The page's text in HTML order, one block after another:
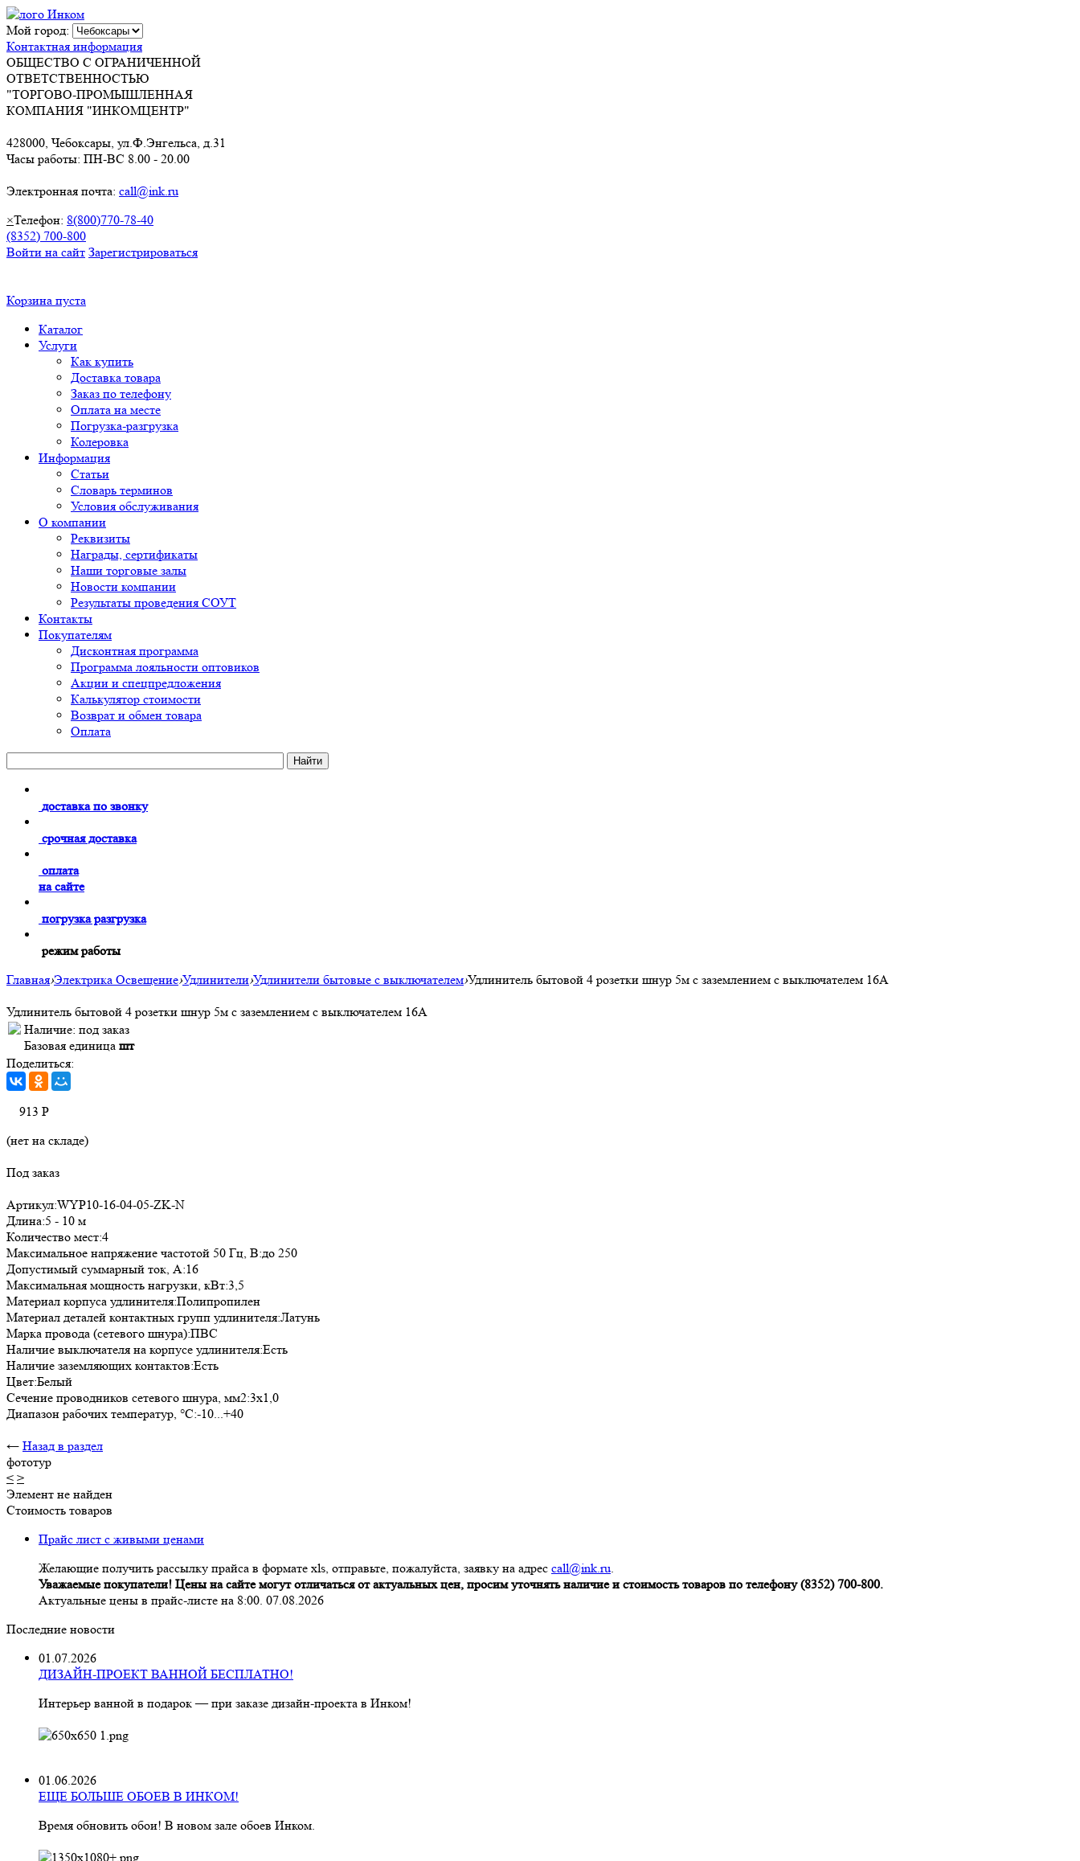
Мой город:
Контактная информация
ОБЩЕСТВО С ОГРАНИЧЕННОЙ
ОТВЕТСТВЕННОСТЬЮ
"ТОРГОВО-ПРОМЫШЛЕННАЯ
КОМПАНИЯ "ИНКОМЦЕНТР"
428000, Чебоксары, ул.Ф.Энгельса, д.31
Часы работы: ПН-ВС 8.00 - 20.00
Электронная почта: call@ink.ru
×Телефон: 8(800)770-78-40
(8352) 700-800
Войти на сайт Зарегистрироваться
Корзина пуста
Каталог
Услуги
Как купить
Доставка товара
Заказ по телефону
Оплата на месте
Погрузка-разгрузка
Колеровка
Информация
Статьи
Словарь терминов
Условия обслуживания
О компании
Реквизиты
Награды, сертификаты
Наши торговые залы
Новости компании
Результаты проведения СОУТ
Контакты
Покупателям
Дисконтная программа
Программа лояльности оптовиков
Акции и спецпредложения
Калькулятор стоимости
Возврат и обмен товара
Оплата
доставка по звонку
срочная доставка
оплата
на сайте
погрузка разгрузка
режим работы
Главная›Электрика Освещение›Удлинители›Удлинители бытовые с выключателем›Удлинитель бытовой 4 розетки шнур 5м с заземлением с выключателем 16А
Удлинитель бытовой 4 розетки шнур 5м с заземлением с выключателем 16А
Наличие: под заказ
Базовая единица шт
Поделиться:
913 Р
(нет на складе)
Под заказ
Артикул:WYP10-16-04-05-ZK-N
Длина:5 - 10 м
Количество мест:4
Максимальное напряжение частотой 50 Гц, В:до 250
Допустимый суммарный ток, А:16
Максимальная мощность нагрузки, кВт:3,5
Материал корпуса удлинителя:Полипропилен
Материал деталей контактных групп удлинителя:Латунь
Марка провода (сетевого шнура):ПВС
Наличие выключателя на корпусе удлинителя:Есть
Наличие заземляющих контактов:Есть
Цвет:Белый
Сечение проводников сетевого шнура, мм2:3х1,0
Диапазон рабочих температур, °С:-10...+40
← Назад в раздел
фототур
< >
Элемент не найден
Стоимость товаров
Прайс лист с живыми ценами
Желающие получить рассылку прайса в формате xls, отправьте, пожалуйста, заявку на адрес call@ink.ru.
Уважаемые покупатели! Цены на сайте могут отличаться от актуальных цен, просим уточнять наличие и стоимость товаров по телефону (8352) 700-800.
Актуальные цены в прайс-листе на 8:00. 07.08.2026
Последние новости
01.07.2026
ДИЗАЙН-ПРОЕКТ ВАННОЙ БЕСПЛАТНО!
Интерьер ванной в подарок — при заказе дизайн‑проекта в Инком!
01.06.2026
ЕЩЕ БОЛЬШЕ ОБОЕВ В ИНКОМ!
Время обновить обои! В новом зале обоев Инком.